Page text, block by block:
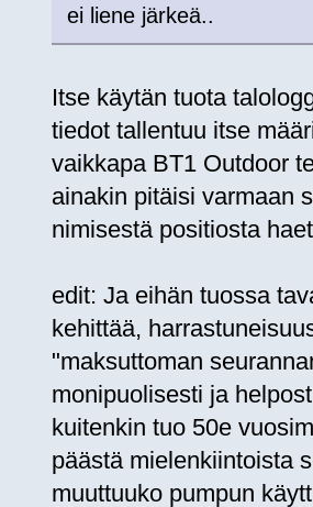
ei liene järkeä..
Itse käytän tuota
tiedot tallentuu itse
vaikkapa BT1 Outdoor
ainakin pitäisi varmaan
nimisestä positiosta
edit: Ja eihän tuossa
kehittää,
"maksuttoman
monipuolisesti ja
kuitenkin tuo 50e
päästä mielenkiintoista
muuttuuko pumpun